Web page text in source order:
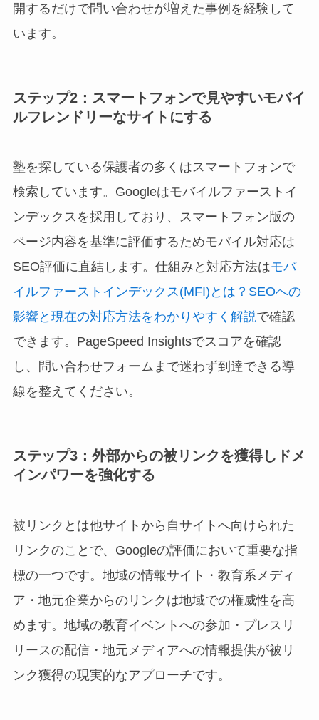
開するだけで問い合わせが増えた事例を経験して
います。
ステップ2：スマートフォンで見やすいモバイ
ルフレンドリーなサイトにする
塾を探している保護者の多くはスマートフォンで
検索しています。Googleはモバイルファーストイ
ンデックスを採用しており、スマートフォン版の
ページ内容を基準に評価するためモバイル対応は
SEO評価に直結します。仕組みと対応方法はモバ
イルファーストインデックス(MFI)とは？SEOへの
影響と現在の対応方法をわかりやすく解説で確認
できます。PageSpeed Insightsでスコアを確認
し、問い合わせフォームまで迷わず到達できる導
線を整えてください。
ステップ3：外部からの被リンクを獲得しドメ
インパワーを強化する
被リンクとは他サイトから自サイトへ向けられた
リンクのことで、Googleの評価において重要な指
標の一つです。地域の情報サイト・教育系メディ
ア・地元企業からのリンクは地域での権威性を高
めます。地域の教育イベントへの参加・プレスリ
リースの配信・地元メディアへの情報提供が被リ
ンク獲得の現実的なアプローチです。